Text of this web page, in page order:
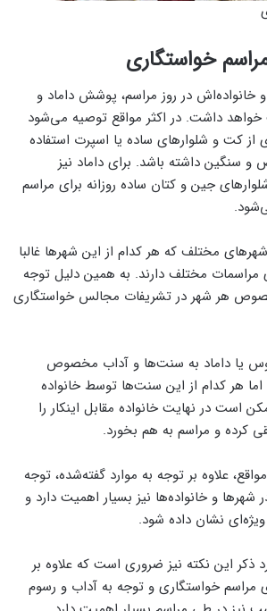
در روز مراسم، پوشش داماد و
خواهد داشت. در اکثر مواقع توصیه ‌می‌شود
از کت و شلوارهای ساده یا اسپرت استفاده
سنگین داشته باشد. برای داماد نیز
جین و کتان ساده روزانه برای مراسم
مختلف که هر کدام از این شهرها غالبا
مختلف دارند. به همین دلیل توجه
هر شهر در تشریفات مجالس خواستگاری
یا داماد به سنت‌ها و آداب‌ مخصوص
هر کدام از این سنت‌ها توسط خانواده
است در نهایت خانواده مقابل اینکار را
کرده و مراسم به‌ هم بخورد.
علاوه‌ بر توجه به موارد گفته‌شده، توجه
شهرها و خانواده‌ها نیز بسیار اهمیت دارد و
نشان داده شود.
ذکر این نکته نیز ضروری است که علاوه‌ بر
مراسم خواستگاری و توجه به آداب و رسوم